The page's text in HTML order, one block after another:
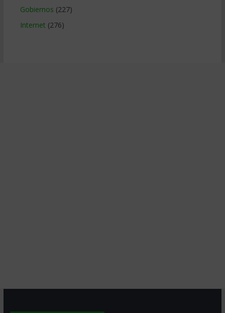
Gobiernos (227)
Internet (276)